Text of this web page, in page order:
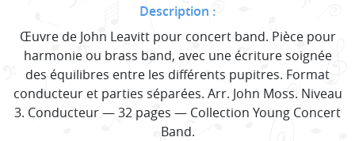
Description :
Œuvre de John Leavitt pour concert band. Pièce pour
harmonie ou brass band, avec une écriture soignée
des équilibres entre les différents pupitres. Format
conducteur et parties séparées. Arr. John Moss. Niveau
3. Conducteur — 32 pages — Collection Young Concert
Band.